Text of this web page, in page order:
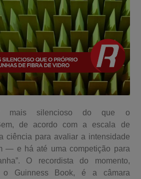
mais silencioso do que o
de acordo com a escala de
ciência para avaliar a intensidade
— e há até uma competição para
O recordista do momento,
o Guinness Book, é a câmara